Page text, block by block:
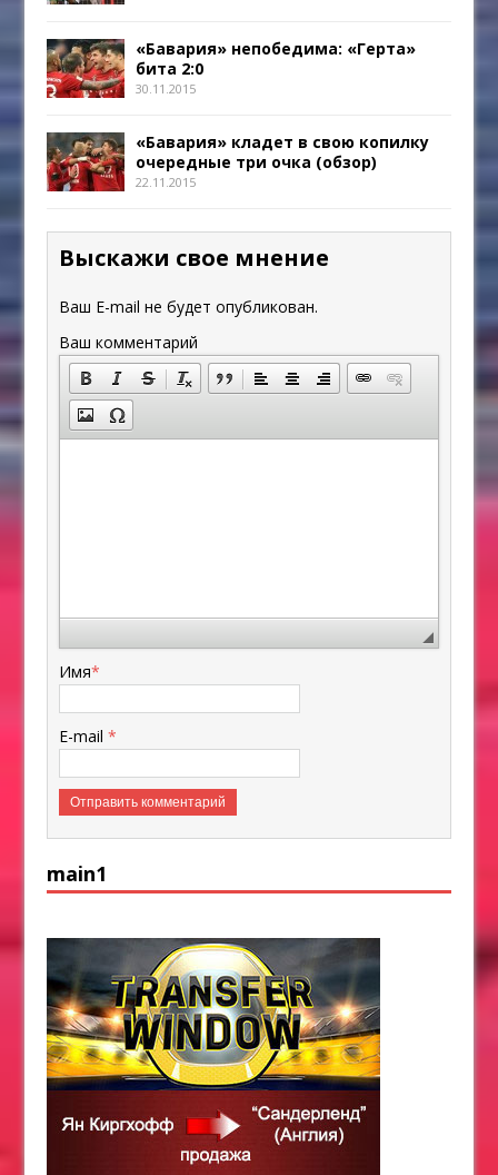
«Бавария» непобедима: «Герта»
бита 2:0
30.11.2015
«Бавария» кладет в свою копилку
очередные три очка (обзор)
22.11.2015
Выскажи свое мнение
Ваш E-mail не будет опубликован.
Ваш комментарий
Имя*
E-mail*
main1